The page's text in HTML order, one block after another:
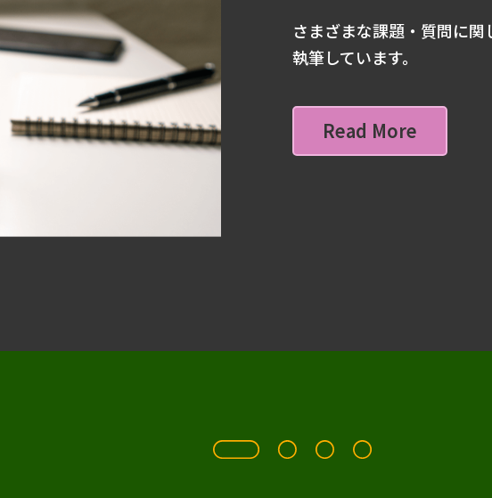
さまざまな課題・質問に
執筆しています。
Read More